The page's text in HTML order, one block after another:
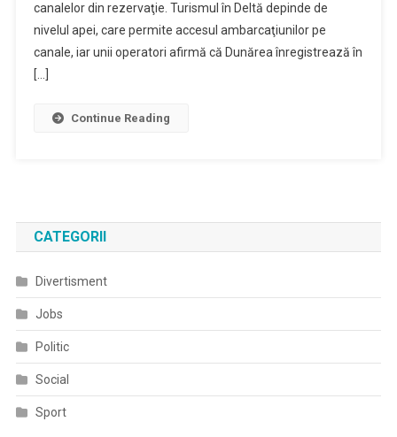
canalelor din rezervaţie. Turismul în Deltă depinde de
nivelul apei, care permite accesul ambarcaţiunilor pe
canale, iar unii operatori afirmă că Dunărea înregistrează în
[…]
Continue Reading
CATEGORII
Divertisment
Jobs
Politic
Social
Sport